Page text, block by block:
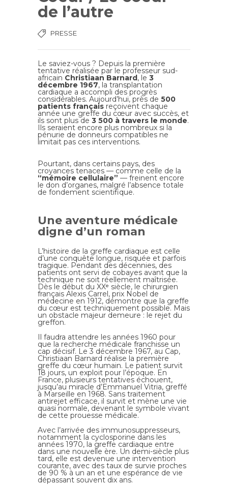
de l’autre
PRESSE
Le saviez-vous ? Depuis la première
tentative réalisée par le professeur sud-
africain Christiaan Barnard, le 3
décembre 1967, la transplantation
cardiaque a accompli des progrès
considérables. Aujourd’hui, près de 500
patients français reçoivent chaque
année une greffe du cœur avec succès, et
ils sont plus de 3 500 à travers le monde.
Ils seraient encore plus nombreux si la
pénurie de donneurs compatibles ne
limitait pas ces interventions.
Pourtant, dans certains pays, des
croyances tenaces — comme celle de la
“mémoire cellulaire” — freinent encore
le don d’organes, malgré l’absence totale
de fondement scientifique.
Une aventure médicale
digne d’un roman
L’histoire de la greffe cardiaque est celle
d’une conquête longue, risquée et parfois
tragique. Pendant des décennies, des
patients ont servi de cobayes avant que la
technique ne soit réellement maîtrisée.
Dès le début du XXᵉ siècle, le chirurgien
français Alexis Carrel, prix Nobel de
médecine en 1912, démontre que la greffe
du cœur est techniquement possible. Mais
un obstacle majeur demeure : le rejet du
greffon.
Il faudra attendre les années 1960 pour
que la recherche médicale franchisse un
cap décisif. Le 3 décembre 1967, au Cap,
Christiaan Barnard réalise la première
greffe du cœur humain. Le patient survit
18 jours, un exploit pour l’époque. En
France, plusieurs tentatives échouent,
jusqu’au miracle d’Emmanuel Vitria, greffé
à Marseille en 1968. Sans traitement
antirejet efficace, il survit et mène une vie
quasi normale, devenant le symbole vivant
de cette prouesse médicale.
Avec l’arrivée des immunosuppresseurs,
notamment la cyclosporine dans les
années 1970, la greffe cardiaque entre
dans une nouvelle ère. Un demi-siècle plus
tard, elle est devenue une intervention
courante, avec des taux de survie proches
de 90 % à un an et une espérance de vie
dépassant souvent dix ans.